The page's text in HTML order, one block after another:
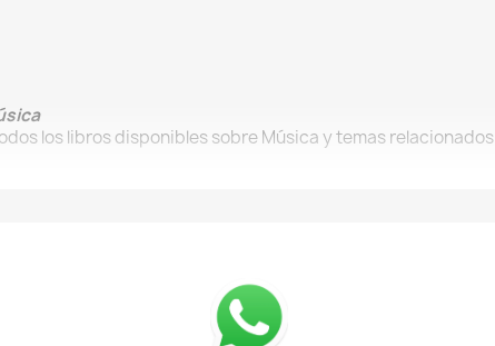
los libros disponibles sobre Música y temas relacionados